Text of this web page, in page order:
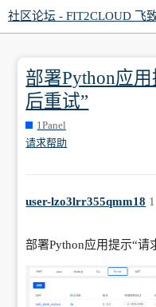
社区论坛 - FIT2CLOUD 飞
部署Python应
后重试”
1Panel
请求帮助
user-lzo3lrr355qmm18 1
部署Python应用提示“请